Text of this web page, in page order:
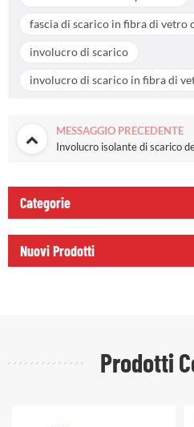
fascia di scarico in fibra di vetro
involucro di scarico
involucro di scarico in fibra di
MESSAGGIO PRECEDENTE
Involucro isolante di scarico
Categorie
Nuovi Prodotti
Prodotti